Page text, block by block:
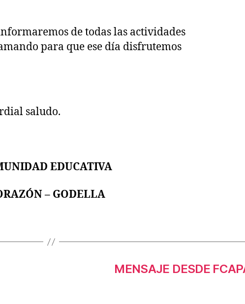
de todas las actividades
para que ese día disfrutemos
saludo.
EDUCATIVA
– GODELLA
MENSAJE DESDE